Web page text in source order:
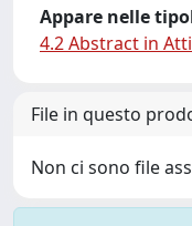
Appare nelle
4.2 Abstract in
File in questo
Non ci sono file